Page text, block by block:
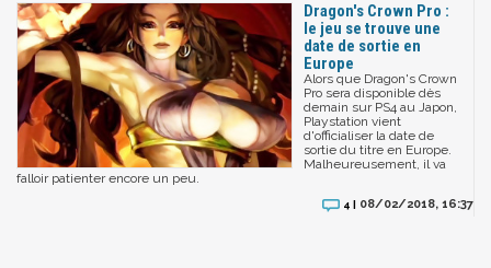
Dragon's Crown Pro :
le jeu se trouve une
date de sortie en
Europe
Alors que Dragon's Crown
Pro sera disponible dès
demain sur PS4 au Japon,
Playstation vient
d'officialiser la date de
sortie du titre en Europe.
Malheureusement, il va
falloir patienter encore un peu.
4 | 08/02/2018, 16:37